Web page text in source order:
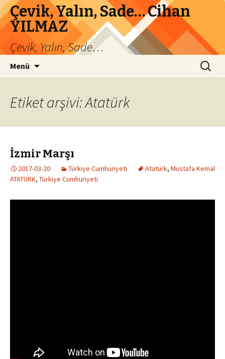
Çevik, Yalın, Sade… Cihan
YILMAZ
Çevik, Yalın, Sade…
Menü Arama:
Etiket arşivi: Atatürk
İzmir Marşı
2017-03-20 Türkiye Cumhuriyeti Atatürk, Mustafa Kemal
ATATÜRK, Türkiye Cumhuriyeti